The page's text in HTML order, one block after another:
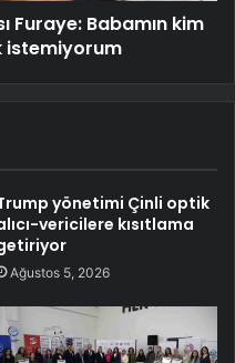
Furaye: Babamın kim
istemiyorum
yönetimi Çinli optik
vericilere kısıtlama
Ağustos 5, 2026